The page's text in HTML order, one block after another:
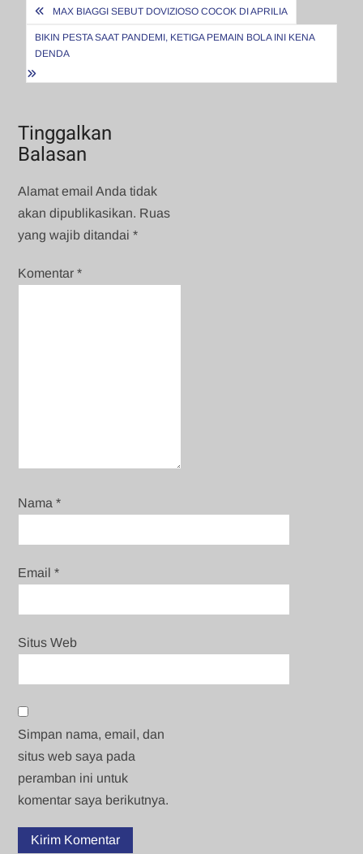
Navigasi
pos
MAX BIAGGI SEBUT DOVIZIOSO COCOK DI APRILIA
BIKIN PESTA SAAT PANDEMI, KETIGA PEMAIN BOLA INI KENA
DENDA
Tinggalkan
Balasan
Alamat email Anda tidak
akan dipublikasikan. Ruas
yang wajib ditandai*
Komentar*
Nama*
Email*
Situs Web
Simpan nama, email, dan
situs web saya pada
peramban ini untuk
komentar saya berikutnya.